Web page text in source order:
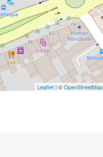
Leaflet | ©OpenStreetMap